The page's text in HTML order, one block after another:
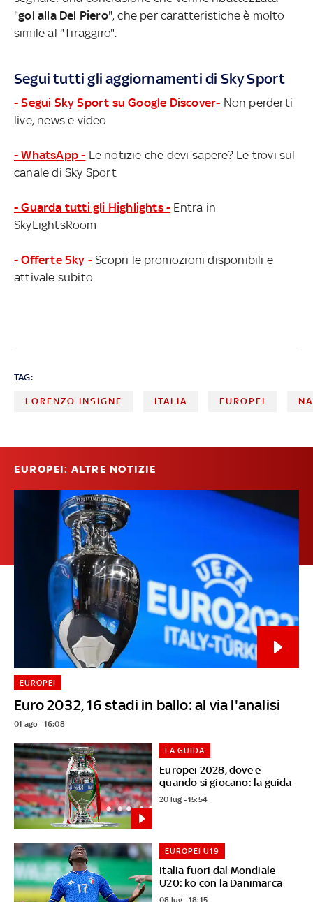
"gol alla Del Piero", che per caratteristiche è molto
simile al "Tiraggiro".
Segui tutti gli aggiornamenti di Sky Sport
- Segui Sky Sport su Google Discover- Non perderti
live, news e video
- WhatsApp - Le notizie che devi sapere? Le trovi sul
canale di Sky Sport
- Guarda tutti gli Highlights - Entra in
SkyLightsRoom
- Offerte Sky - Scopri le promozioni disponibili e
attivale subito
TAG:
LORENZO INSIGNE ITALIA EUROPEI
EUROPEI: ALTRE NOTIZIE
Euro 2032, 16 stadi in ballo: al via l'analisi
EUROPEI
01 ago - 16:08
Europei 2028, dove e
quando si giocano: la guida
LA GUIDA
20 lug - 15:54
Italia fuori dal Mondiale
U20: ko con la Danimarca
EUROPEI U19
08 lug - 18:15